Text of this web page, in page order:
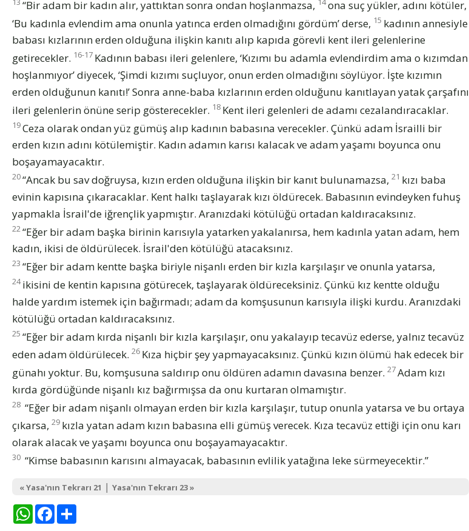
“Bir adam bir kadın alır, yattıktan sonra ondan hoşlanmazsa,
ona suç yükler, adını kötüler,
‘Bu kadınla evlendim ama onunla yatınca erden olmadığını gördüm’ derse, 15 kadının annesiyle
babası kızlarının erden olduğuna ilişkin kanıtı alıp kapıda görevli kent ileri gelenlerine
getirecekler. 16-17 Kadının babası ileri gelenlere, ‘Kızımı bu adamla evlendirdim ama o kızımdan
hoşlanmıyor’ diyecek, ‘Şimdi kızımı suçluyor, onun erden olmadığını söylüyor. İşte kızımın
erden olduğunun kanıtı!’ Sonra anne-baba kızlarının erden olduğunu kanıtlayan yatak çarşafını
ileri gelenlerin önüne serip gösterecekler. 18 Kent ileri gelenleri de adamı cezalandıracaklar.
19Ceza olarak ondan yüz gümüş alıp kadının babasına verecekler. Çünkü adam İsrailli bir
erden kızın adını kötülemiştir. Kadın adamın karısı kalacak ve adam yaşamı boyunca onu
boşayamayacaktır.
20“Ancak bu sav doğruysa, kızın erden olduğuna ilişkin bir kanıt bulunamazsa, 21 kızı baba
evinin kapısına çıkaracaklar. Kent halkı taşlayarak kızı öldürecek. Babasının evindeyken fuhuş
yapmakla İsrail'de iğrençlik yapmıştır. Aranızdaki kötülüğü ortadan kaldıracaksınız.
22“Eğer bir adam başka birinin karısıyla yatarken yakalanırsa, hem kadınla yatan adam, hem
kadın, ikisi de öldürülecek. İsrail'den kötülüğü atacaksınız.
23 “Eğer bir adam kentte başka biriyle nişanlı erden bir kızla karşılaşır ve onunla yatarsa,
24 ikisini de kentin kapısına götürecek, taşlayarak öldüreceksiniz. Çünkü kız kentte olduğu
halde yardım istemek için bağırmadı; adam da komşusunun karısıyla ilişki kurdu. Aranızdaki
kötülüğü ortadan kaldıracaksınız.
25 “Eğer bir adam kırda nişanlı bir kızla karşılaşır, onu yakalayıp tecavüz ederse, yalnız tecavüz
eden adam öldürülecek. 26 Kıza hiçbir şey yapmayacaksınız. Çünkü kızın ölümü hak edecek bir
günahı yoktur. Bu, komşusuna saldırıp onu öldüren adamın davasına benzer. 27Adam kızı
kırda gördüğünde nişanlı kız bağırmışsa da onu kurtaran olmamıştır.
28 “Eğer bir adam nişanlı olmayan erden bir kızla karşılaşır, tutup onunla yatarsa ve bu ortaya
çıkarsa, 29 kızla yatan adam kızın babasına elli gümüş verecek. Kıza tecavüz ettiği için onu karı
olarak alacak ve yaşamı boyunca onu boşayamayacaktır.
30 “Kimse babasının karısını almayacak, babasının evlilik yatağına leke sürmeyecektir.”
« Yasa'nın Tekrarı 21 | Yasa'nın Tekrarı 23 »
WhatsAppFacebook